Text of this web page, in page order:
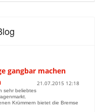
gangbar machen
21.07.2015 12:18
sehr beliebtes
Krümmern bietet die Bremse